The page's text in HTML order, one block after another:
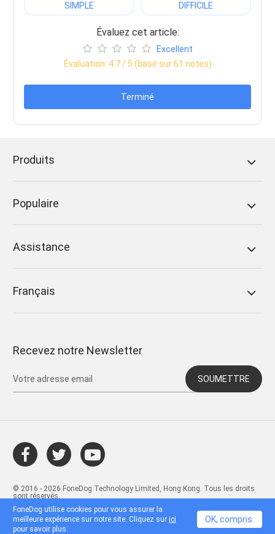
SIMPLE DIFFICILE
Évaluez cet article:
Excellent
Évaluation: 4.7/ 5 (basé sur61 notes)
Terminé
Produits
Populaire
Assistance
Français
Recevez notre Newsletter
SOUMETTRE
© 2016 - 2026 FoneDog Technology Limited, Hong Kong. Tous les droits
sont réservés.
FoneDog utilise cookies pour vous assurer la
meilleure expérience sur notre site. Cliquez sur ici
pour savoir plus.
OK, compris.